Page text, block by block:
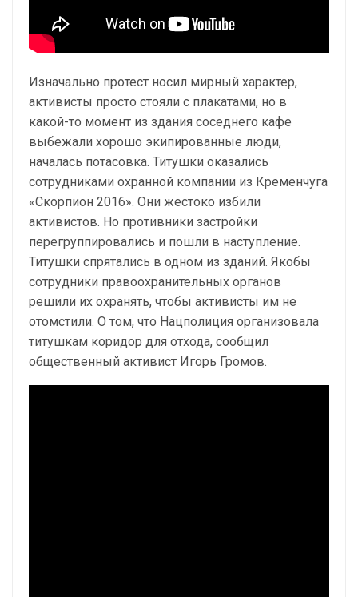
Изначально протест носил мирный характер,
активисты просто стояли с плакатами, но в
какой-то момент из здания соседнего кафе
выбежали хорошо экипированные люди,
началась потасовка. Титушки оказались
сотрудниками охранной компании из Кременчуга
«Скорпион 2016». Они жестоко избили
активистов. Но противники застройки
перегруппировались и пошли в наступление.
Титушки спрятались в одном из зданий. Якобы
сотрудники правоохранительных органов
решили их охранять, чтобы активисты им не
отомстили. О том, что Нацполиция организовала
титушкам коридор для отхода, сообщил
общественный активист Игорь Громов.